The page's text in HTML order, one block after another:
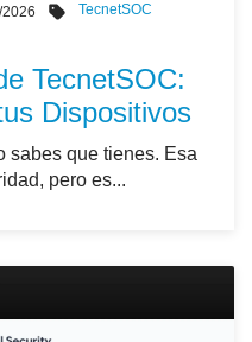
TecnetSOC
TecnetSOC:
Dispositivos
sabes que tienes. Esa
pero es...